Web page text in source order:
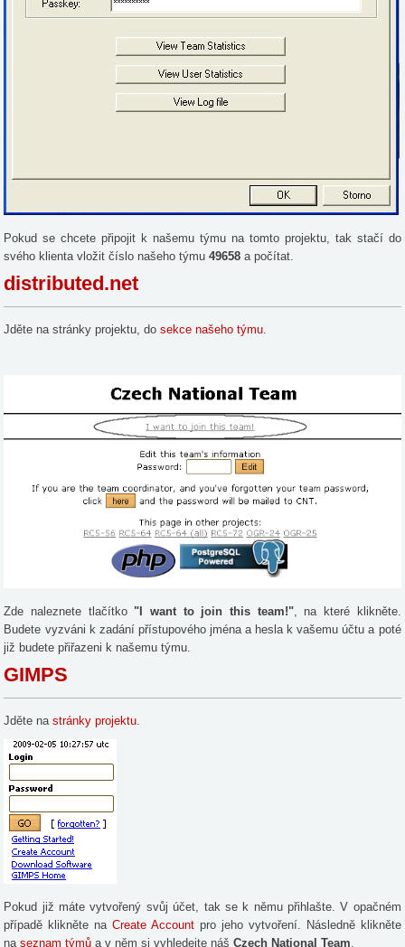
Pokud se chcete připojit k našemu týmu na tomto projektu, tak stačí do
svého klienta vložit číslo našeho týmu49658 a počítat.
distributed.net
Jděte na stránky projektu, dosekce našeho týmu
Zde naleznete tlačítko "I want to join this team!", na které klikněte.
Budete vyzváni k zadání přístupového jména a hesla k vašemu účtu a poté
již budete přiřazeni k našemu týmu.
GIMPS
Jděte nastránky projektu.
Pokud již máte vytvořený svůj účet, tak se k němu přihlašte. V opačném
případě klikněte naCreate Account pro jeho vytvoření. Následně klikněte
naseznam týmů a v něm si vyhledejte nášCzech National Team.